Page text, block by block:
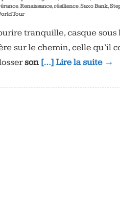
,Renaissance,résilience,Saxo Bank,
Tour
tranquille, casque sous
sur le chemin, celle qu’il
son[…] Lire la suite →